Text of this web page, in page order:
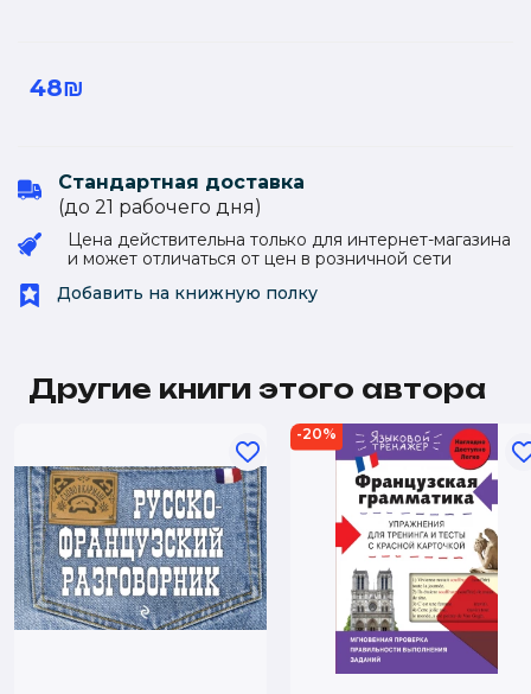
48₪
Стандартная доставка
(до 21 рабочего дня)
Цена действительна только для интернет-магазина
и может отличаться от цен в розничной сети
Добавить на книжную полку
Другие книги этого автора
-20%